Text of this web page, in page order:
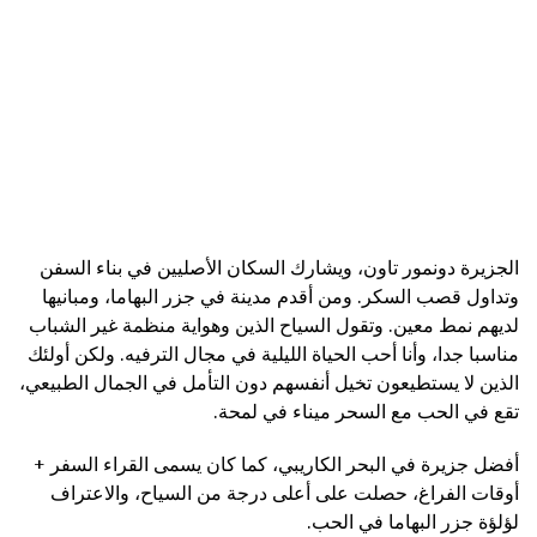
الجزيرة دونمور تاون، ويشارك السكان الأصليين في بناء السفن
وتداول قصب السكر. ومن أقدم مدينة في جزر البهاما، ومبانيها
لديهم نمط معين. وتقول السياح الذين وهواية منظمة غير الشباب
مناسبا جدا، وأنا أحب الحياة الليلية في مجال الترفيه. ولكن أولئك
الذين لا يستطيعون تخيل أنفسهم دون التأمل في الجمال الطبيعي،
تقع في الحب مع السحر ميناء في لمحة.
أفضل جزيرة في البحر الكاريبي، كما كان يسمى القراء السفر +
أوقات الفراغ، حصلت على أعلى درجة من السياح، والاعتراف
لؤلؤة جزر البهاما في الحب.